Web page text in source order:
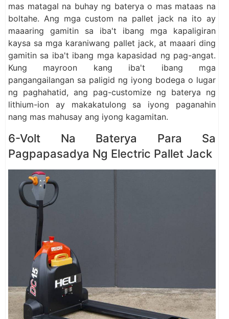
mas matagal na buhay ng baterya o mas mataas na
boltahe. Ang mga custom na pallet jack na ito ay
maaaring gamitin sa iba't ibang mga kapaligiran
kaysa sa mga karaniwang pallet jack, at maaari ding
gamitin sa iba't ibang mga kapasidad ng pag-angat.
Kung mayroon kang iba't ibang mga
pangangailangan sa paligid ng iyong bodega o lugar
ng paghahatid, ang pag-customize ng baterya ng
lithium-ion ay makakatulong sa iyong paganahin
nang mas mahusay ang iyong kagamitan.
6-Volt Na Baterya Para Sa
Pagpapasadya Ng Electric Pallet Jack